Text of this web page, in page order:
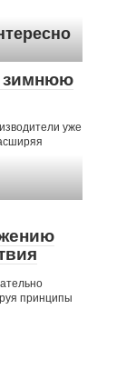
зимнюю
уже
принципы